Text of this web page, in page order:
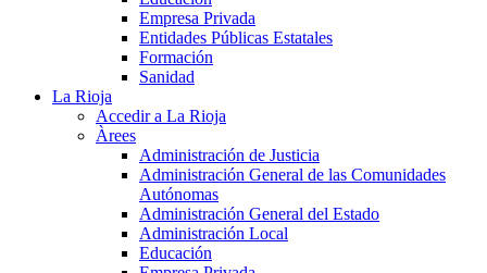
Empresa Privada
Entidades Públicas Estatales
Formación
Sanidad
La Rioja
Accedir a La Rioja
Àrees
Administración de Justicia
Administración General de las Comunidades
Autónomas
Administración General del Estado
Administración Local
Educación